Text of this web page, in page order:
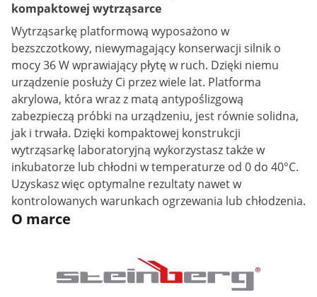
kompaktowej wytrząsarce
Wytrząsarkę platformową wyposażono w
bezszczotkowy, niewymagający konserwacji silnik o
mocy 36 W wprawiający płytę w ruch. Dzięki niemu
urządzenie posłuży Ci przez wiele lat. Platforma
akrylowa, która wraz z matą antypoślizgową
zabezpieczą próbki na urządzeniu, jest równie solidna,
jak i trwała. Dzięki kompaktowej konstrukcji
wytrząsarkę laboratoryjną wykorzystasz także w
inkubatorze lub chłodni w temperaturze od 0 do 40°C.
Uzyskasz więc optymalne rezultaty nawet w
kontrolowanych warunkach ogrzewania lub chłodzenia.
O marce